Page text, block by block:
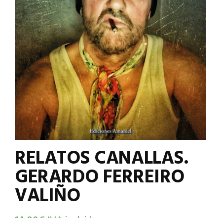
RELATOS CANALLAS.
GERARDO FERREIRO
VALIÑO